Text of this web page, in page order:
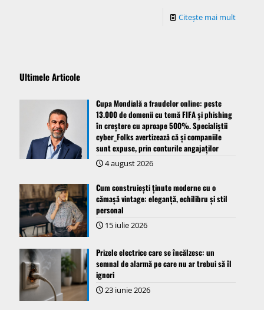
Citește mai mult
Ultimele Articole
Cupa Mondială a fraudelor online: peste
13.000 de domenii cu temă FIFA și phishing
în creștere cu aproape 500%. Specialiștii
cyber_Folks avertizează că și companiile
sunt expuse, prin conturile angajaților
4 august 2026
Cum construiești ținute moderne cu o
cămașă vintage: eleganță, echilibru și stil
personal
15 iulie 2026
Prizele electrice care se încălzesc: un
semnal de alarmă pe care nu ar trebui să îl
ignori
23 iunie 2026